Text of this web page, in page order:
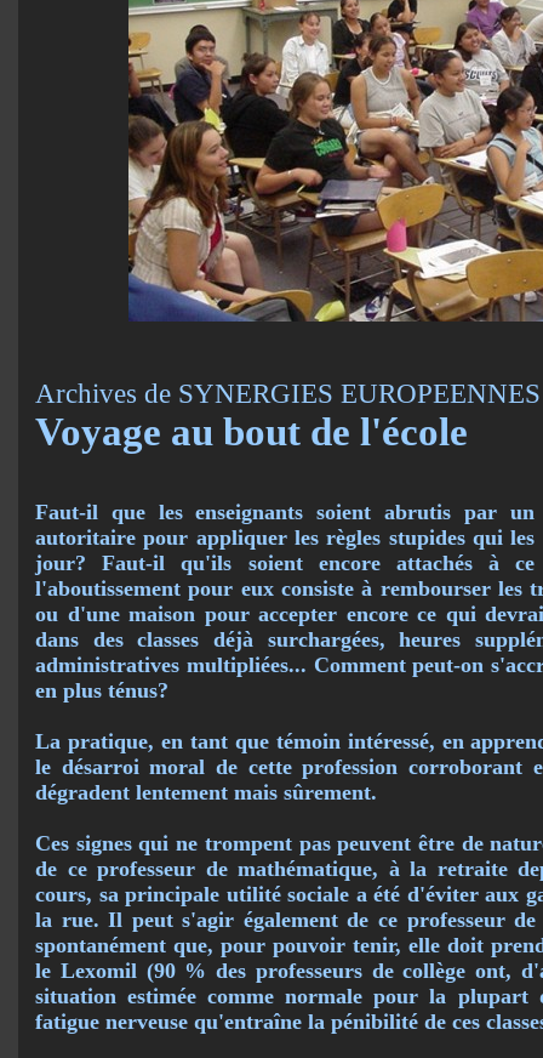
Archives de SYNERGIES
Voyage au bout de l'école
Faut-il que les enseignants soient abrutis par un
autoritaire pour appliquer les règles stupides qui
jour? Faut-il qu'ils soient encore attachés à ce
l'aboutissement pour eux consiste à rembourser les
ou d'une maison pour accepter encore ce qui
dans des classes déjà surchargées, heures
administratives mul­tipliées... Comment peut-on
en plus ténus?
La pratique, en tant que témoin intéressé, en
le désarroi moral de cette profession cor­robo­rant
dégradent lentement mais sûrement.
Ces signes qui ne trompent pas peuvent être de
de ce professeur de mathématique, à la re­traite
cours, sa principale utilité sociale a été d'éviter aux
la rue. Il peut s'agir également de ce professeur
spontanément que, pour pouvoir tenir, elle doit
le Lexomil (90 % des professeurs de collège ont,
situation estimée comme normale pour la plupart
fatigue nerveuse qu'entraîne la pénibilité de ces